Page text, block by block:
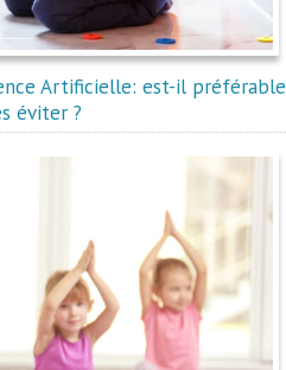
Artificielle: est-il préférable
éviter ?